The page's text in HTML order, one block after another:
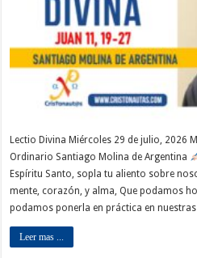
Lectio Divina Miércoles 29 de julio, 2026
Ordinario Santiago Molina de Argentina
Espíritu Santo, sopla tu aliento sobre
mente, corazón, y alma, Que podamos
podamos ponerla en práctica en nuestras
Leer mas ...